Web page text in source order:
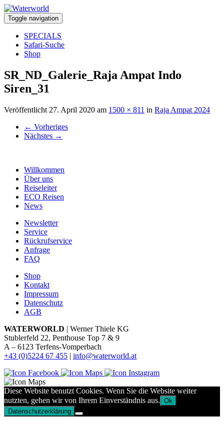
Toggle navigation
SPECIALS
Safari-Suche
Shop
SR_ND_Galerie_Raja Ampat Indo
Siren_31
Veröffentlicht 27. April 2020 am 1500 × 811 in Raja Ampat 2024
← Vorheriges
Nächstes →
Willkommen
Über uns
Reiseleiter
ECO Reisen
News
Newsletter
Service
Rückrufservice
Anfrage
FAQ
Shop
Kontakt
Impressum
Datenschutz
AGB
WATERWORLD | Werner Thiele KG
Stublerfeld 22, Penthouse Top 7 & 9
A – 6123 Terfens-Vomperbach
+43 (0)5224 67 455 | info@waterworld.at
Diese Website benutzt Cookies. Wenn Sie die Website weiter
nutzten, gehen wir von Ihrem Einverständnis aus. Ok
Datenschutzerklärung